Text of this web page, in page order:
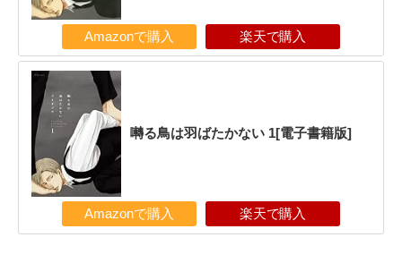
Amazonで購入 楽天で購入
囀る鳥は羽ばたかない 1[電子書籍版]
Amazonで購入 楽天で購入